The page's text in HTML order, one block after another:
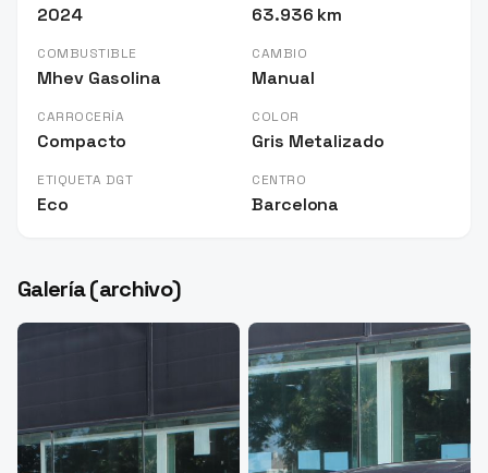
2024 63.936 km
COMBUSTIBLE
Mhev Gasolina
CAMBIO
Manual
CARROCERÍA
Compacto
COLOR
Gris Metalizado
ETIQUETA DGT
Eco
CENTRO
Barcelona
Galería (archivo)